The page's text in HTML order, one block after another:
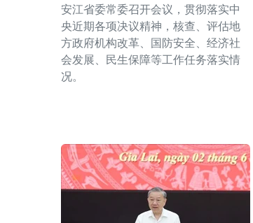
安江省委常委召开会议，贯彻落实中
央近期各项决议精神，核查、评估地
方政府机构改革、国防安全、经济社
会发展、民生保障等工作任务落实情
况。